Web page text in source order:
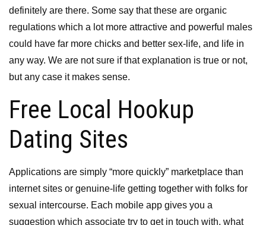
definitely are there. Some say that these are organic
regulations which a lot more attractive and powerful males
could have far more chicks and better sex-life, and life in
any way. We are not sure if that explanation is true or not,
but any case it makes sense.
Free Local Hookup
Dating Sites
Applications are simply “more quickly” marketplace than
internet sites or genuine-life getting together with folks for
sexual intercourse. Each mobile app gives you a
suggestion which associate try to get in touch with, what